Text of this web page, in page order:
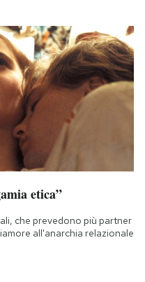
etica”
che prevedono più partner
all'anarchia relazionale